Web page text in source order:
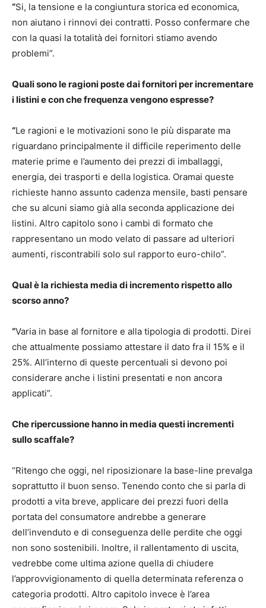
“Si, la tensione e la congiuntura storica ed economica,
non aiutano i rinnovi dei contratti. Posso confermare che
con la quasi la totalità dei fornitori stiamo avendo
problemi”.
Quali sono le ragioni poste dai fornitori per incrementare
i listini e con che frequenza vengono espresse?
“Le ragioni e le motivazioni sono le più disparate ma
riguardano principalmente il difficile reperimento delle
materie prime e l’aumento dei prezzi di imballaggi,
energia, dei trasporti e della logistica. Oramai queste
richieste hanno assunto cadenza mensile, basti pensare
che su alcuni siamo già alla seconda applicazione dei
listini. Altro capitolo sono i cambi di formato che
rappresentano un modo velato di passare ad ulteriori
aumenti, riscontrabili solo sul rapporto euro-chilo”.
Qual è la richiesta media di incremento rispetto allo
scorso anno?
“Varia in base al fornitore e alla tipologia di prodotti. Direi
che attualmente possiamo attestare il dato fra il 15% e il
25%. All’interno di queste percentuali si devono poi
considerare anche i listini presentati e non ancora
applicati”.
Che ripercussione hanno in media questi incrementi
sullo scaffale?
“Ritengo che oggi, nel riposizionare la base-line prevalga
soprattutto il buon senso. Tenendo conto che si parla di
prodotti a vita breve, applicare dei prezzi fuori della
portata del consumatore andrebbe a generare
dell’invenduto e di conseguenza delle perdite che oggi
non sono sostenibili. Inoltre, il rallentamento di uscita,
vedrebbe come ultima azione quella di chiudere
l’approvvigionamento di quella determinata referenza o
categoria prodotti. Altro capitolo invece è l’area